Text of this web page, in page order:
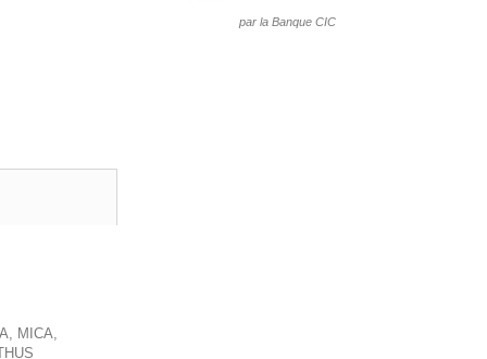
par la Banque CIC
MICA,